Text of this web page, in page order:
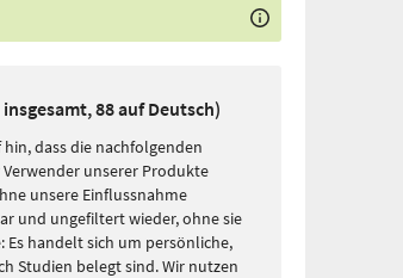
88 auf Deutsch)
dass die nachfolgenden
unserer Produkte
unsere Einflussnahme
und ungefiltert wieder, ohne sie
Es handelt sich um persönliche,
Studien belegt sind. Wir nutzen